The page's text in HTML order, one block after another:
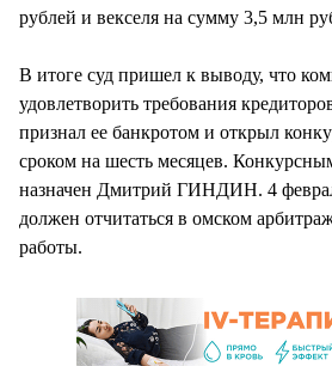
рублей и векселя на сумму 3,5 млн
В итоге суд пришел к выводу, что
удовлетворить требования
признал ее банкротом и открыл
сроком на шесть месяцев.
назначен Дмитрий ГИНДИН. 4
должен отчитаться в омском
работы.